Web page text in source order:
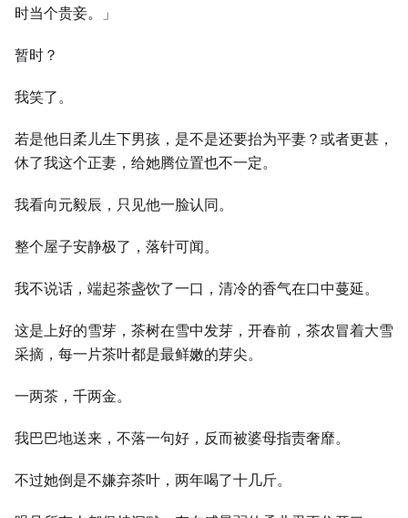
时当个贵妾。」
暂时？
我笑了。
若是他日柔儿生下男孩，是不是还要抬为平妻？或者更甚，
休了我这个正妻，给她腾位置也不一定。
我看向元毅辰，只见他一脸认同。
整个屋子安静极了，落针可闻。
我不说话，端起茶盏饮了一口，清冷的香气在口中蔓延。
这是上好的雪芽，茶树在雪中发芽，开春前，茶农冒着大雪
采摘，每一片茶叶都是最鲜嫩的芽尖。
一两茶，千两金。
我巴巴地送来，不落一句好，反而被婆母指责奢靡。
不过她倒是不嫌弃茶叶，两年喝了十几斤。